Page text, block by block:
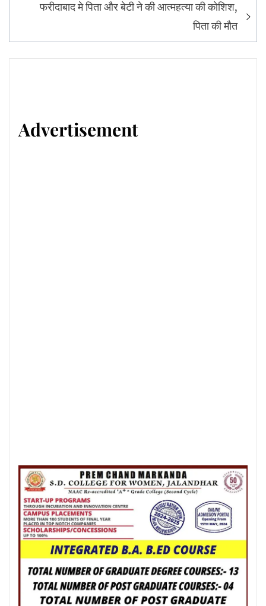
फरीदाबाद मे पिता और बेटी ने की आत्महत्या की कोशिश,
पिता की मौत
Advertisement